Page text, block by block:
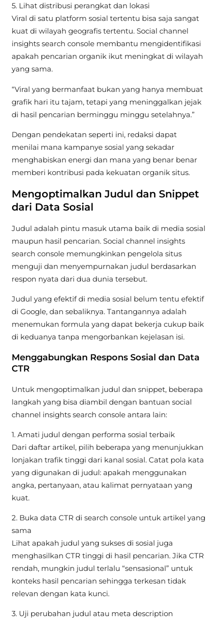
5. Lihat distribusi perangkat dan lokasi
Viral di satu platform sosial tertentu bisa saja sangat
kuat di wilayah geografis tertentu. Social channel
insights search console membantu mengidentifikasi
apakah pencarian organik ikut meningkat di wilayah
yang sama.
“Viral yang bermanfaat bukan yang hanya membuat
grafik hari itu tajam, tetapi yang meninggalkan jejak
di hasil pencarian berminggu minggu setelahnya.”
Dengan pendekatan seperti ini, redaksi dapat
menilai mana kampanye sosial yang sekadar
menghabiskan energi dan mana yang benar benar
memberi kontribusi pada kekuatan organik situs.
Mengoptimalkan Judul dan Snippet
dari Data Sosial
Judul adalah pintu masuk utama baik di media sosial
maupun hasil pencarian. Social channel insights
search console memungkinkan pengelola situs
menguji dan menyempurnakan judul berdasarkan
respon nyata dari dua dunia tersebut.
Judul yang efektif di media sosial belum tentu efektif
di Google, dan sebaliknya. Tantangannya adalah
menemukan formula yang dapat bekerja cukup baik
di keduanya tanpa mengorbankan kejelasan isi.
Menggabungkan Respons Sosial dan Data
CTR
Untuk mengoptimalkan judul dan snippet, beberapa
langkah yang bisa diambil dengan bantuan social
channel insights search console antara lain:
1. Amati judul dengan performa sosial terbaik
Dari daftar artikel, pilih beberapa yang menunjukkan
lonjakan trafik tinggi dari kanal sosial. Catat pola kata
yang digunakan di judul: apakah menggunakan
angka, pertanyaan, atau kalimat pernyataan yang
kuat.
2. Buka data CTR di search console untuk artikel yang
sama
Lihat apakah judul yang sukses di sosial juga
menghasilkan CTR tinggi di hasil pencarian. Jika CTR
rendah, mungkin judul terlalu “sensasional” untuk
konteks hasil pencarian sehingga terkesan tidak
relevan dengan kata kunci.
3. Uji perubahan judul atau meta description